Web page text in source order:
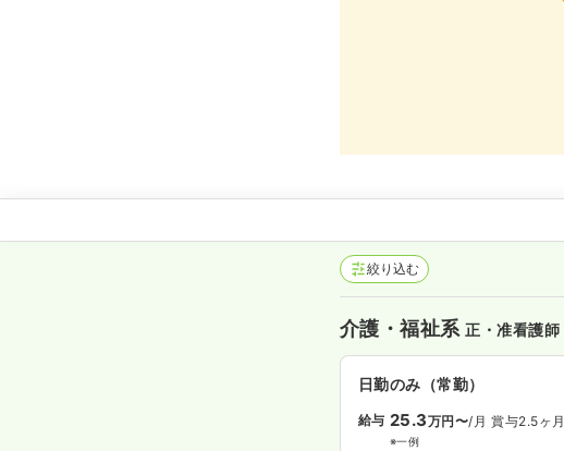
絞り込む
介護・福祉系正・准看護師
日勤のみ（常勤）
給与 25.3万円〜/月 賞与2.5ヶ月
※一例